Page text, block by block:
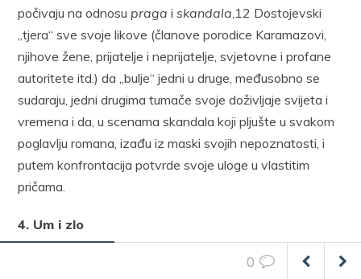
počivaju na odnosu pragaiskandala ,12 Dostojevski
„tjera“ sve svoje likove (članove porodice Karamazovi,
njihove žene, prijatelje i neprijatelje, svjetovne i profane
autoritete itd.) da „bulje“ jedni u druge, međusobno se
sudaraju, jedni drugima tumače svoje doživljaje svijeta i
vremena i da, u scenama skandala koji pljušte u svakom
poglavlju romana, izađu iz maski svojih nepoznatosti, i
putem konfrontacija potvrde svoje uloge u vlastitim
pričama.
4. Um i zlo
0